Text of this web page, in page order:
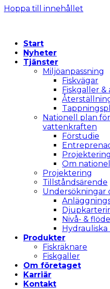
Hoppa till innehållet
Start
Nyheter
Tjänster
Miljöanpassning
Fiskvägar
Fiskgaller &
Nationell plan
vattenkraften
Förstudie
Projektering
Om
Projektering
Tillståndsärende
Undersökningar
Nivå- &
Produkter
Fiskräknare
Fiskgaller
Om företaget
Karriär
Kontakt